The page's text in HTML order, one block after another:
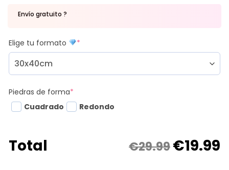
Envío gratuito ?
Elige tu formato *
Piedras de forma*
Cuadrado
Redondo
Total €29.99€19.99